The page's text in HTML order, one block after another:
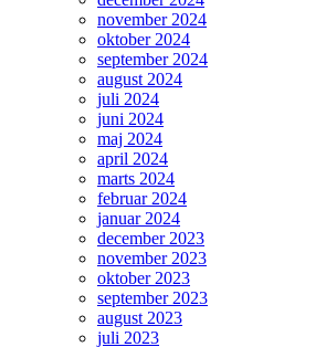
november 2024
oktober 2024
september 2024
august 2024
juli 2024
juni 2024
maj 2024
april 2024
marts 2024
februar 2024
januar 2024
december 2023
november 2023
oktober 2023
september 2023
august 2023
juli 2023